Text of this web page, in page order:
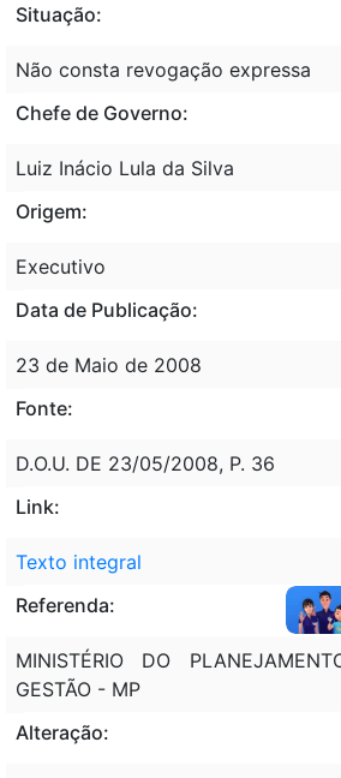
Situação:
Não consta revogação expressa
Chefe de Governo:
Luiz Inácio Lula da Silva
Origem:
Executivo
Data de Publicação:
23 de Maio de 2008
Fonte:
D.O.U. DE 23/05/2008, P. 36
Link:
Texto integral
Referenda:
MINISTÉRIO DO
GESTÃO - MP
Alteração: